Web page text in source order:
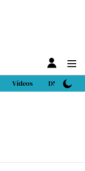
Vídeos DN Sport